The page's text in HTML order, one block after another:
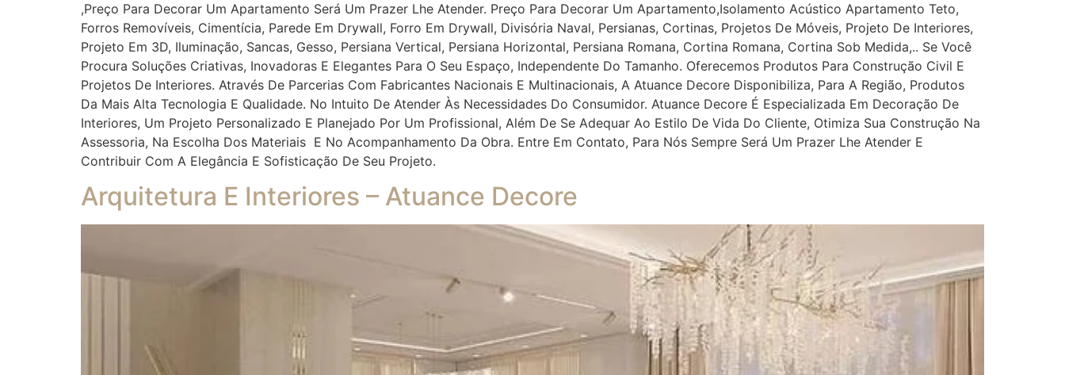
,Preço Para Decorar Um Apartamento Será Um Prazer Lhe Atender. Preço Para Decorar Um Apartamento,Isolamento Acústico Apartamento Teto,
Forros Removíveis, Cimentícia, Parede Em Drywall, Forro Em Drywall, Divisória Naval, Persianas, Cortinas, Projetos De Móveis, Projeto De Interiores,
Projeto Em 3D, Iluminação, Sancas, Gesso, Persiana Vertical, Persiana Horizontal, Persiana Romana, Cortina Romana, Cortina Sob Medida,.. Se Você
Procura Soluções Criativas, Inovadoras E Elegantes Para O Seu Espaço, Independente Do Tamanho. Oferecemos Produtos Para Construção Civil E
Projetos De Interiores. Através De Parcerias Com Fabricantes Nacionais E Multinacionais, A Atuance Decore Disponibiliza, Para A Região, Produtos
Da Mais Alta Tecnologia E Qualidade. No Intuito De Atender Às Necessidades Do Consumidor. Atuance Decore É Especializada Em Decoração De
Interiores, Um Projeto Personalizado E Planejado Por Um Profissional, Além De Se Adequar Ao Estilo De Vida Do Cliente, Otimiza Sua Construção Na
Assessoria, Na Escolha Dos Materiais E No Acompanhamento Da Obra. Entre Em Contato, Para Nós Sempre Será Um Prazer Lhe Atender E
Contribuir Com A Elegância E Sofisticação De Seu Projeto.
Arquitetura E Interiores – Atuance Decore